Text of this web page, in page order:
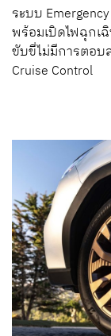
ระบบ
พร้อมเปิดไฟฉุกเ
ขับขี่ไม่มีการตอบ
Cruise Control